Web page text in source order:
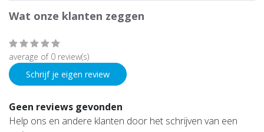
Wat onze klanten zeggen
average of 0 review(s)
Schrijf je eigen review
Geen reviews gevonden
Help ons en andere klanten door het schrijven van een